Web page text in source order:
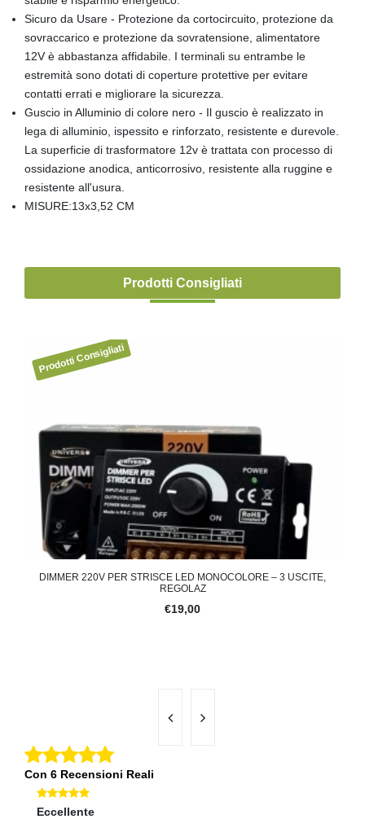
Sicuro da Usare - Protezione da cortocircuito, protezione da
sovraccarico e protezione da sovratensione, alimentatore
12V è abbastanza affidabile. I terminali su entrambe le
estremità sono dotati di coperture protettive per evitare
contatti errati e migliorare la sicurezza.
Guscio in Alluminio di colore nero - Il guscio è realizzato in
lega di alluminio, ispessito e rinforzato, resistente e durevole.
La superficie di trasformatore 12v è trattata con processo di
ossidazione anodica, anticorrosivo, resistente alla ruggine e
resistente all'usura.
MISURE:13x3,52 CM
Prodotti Consigliati
DIMMER 220V PER STRISCE LED MONOCOLORE – 3 USCITE,
REGOLAZ
€19,00
Con 6 Recensioni Reali
Eccellente